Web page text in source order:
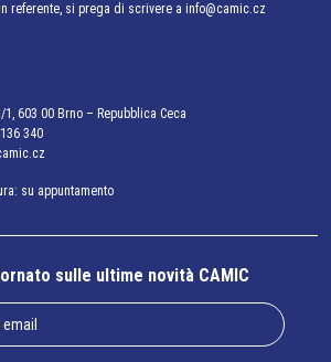
referente, si prega di scrivere a info@camic.cz
1, 603 00 Brno – Repubblica Ceca
340
su appuntamento
sulle ultime novità CAMIC